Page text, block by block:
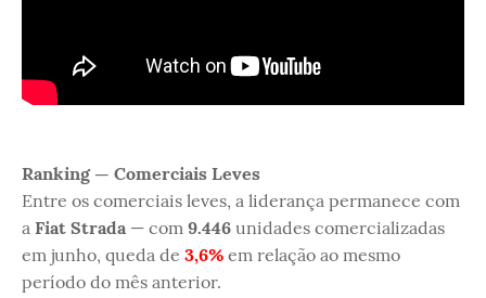
Ranking — Comerciais Leves
Entre os comerciais leves, a liderança permanece com
a Fiat Strada — com 9.446 unidades comercializadas
em junho, queda de 3,6% em relação ao mesmo
período do mês anterior.